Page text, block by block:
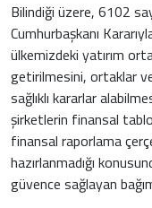
Bilindiği üzere, 6102
Cumhurbaşkanı
ülkemizdeki yatırım
getirilmesini, ortaklar
sağlıklı kararlar
şirketlerin finansal
finansal raporlama
hazırlanmadığı
güvence sağlayan